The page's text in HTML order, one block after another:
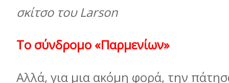
σκίτσο του Larson
Το σύνδρομο «Παρμενίων»
Αλλά, για μια ακόμη φορά, την